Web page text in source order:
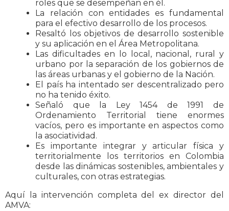
roles que se desempeñan en él.
La relación con entidades es fundamental
para el efectivo desarrollo de los procesos.
Resaltó los objetivos de desarrollo sostenible
y su aplicación en el Área Metropolitana.
Las dificultades en lo local, nacional, rural y
urbano por la separación de los gobiernos de
las áreas urbanas y el gobierno de la Nación.
El país ha intentado ser descentralizado pero
no ha tenido éxito.
Señaló que la Ley 1454 de 1991 de
Ordenamiento Territorial tiene enormes
vacíos, pero es importante en aspectos como
la asociatividad.
Es importante integrar y articular física y
territorialmente los territorios en Colombia
desde las dinámicas sostenibles, ambientales y
culturales, con otras estrategias.
Aquí la intervención completa del ex director del
AMVA: